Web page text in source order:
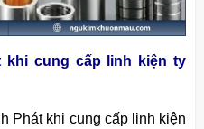
khi cung cấp linh kiện ty
Phát khi cung cấp linh kiện